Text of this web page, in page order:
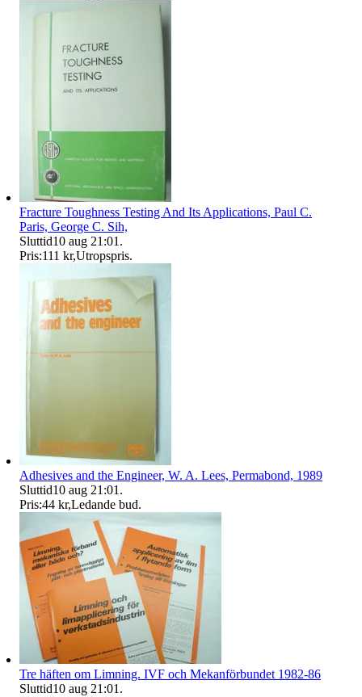
Fracture Toughness Testing And Its Applications, Paul C.
Paris, George C. Sih,
Sluttid10 aug 21:01 .
Pris:111 kr,Utropspris.
Adhesives and the Engineer, W. A. Lees, Permabond, 1989
Sluttid10 aug 21:01 .
Pris:44 kr,Ledande bud.
Tre häften om Limning. IVF och Mekanförbundet 1982-86
Sluttid10 aug 21:01 .